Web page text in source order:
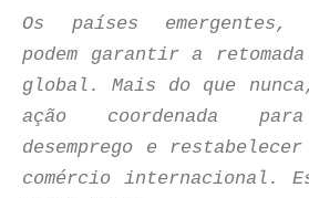
Os países emergentes,
podem garantir a
global. Mais do que
ação coordenada
desemprego e
comércio internacional.